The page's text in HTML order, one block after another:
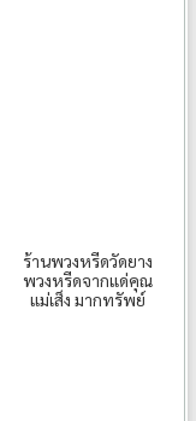
ร้านพวงหรีดวัดยาง
พวงหรีดจากแด่คุณ
แม่เส็ง มากทรัพย์